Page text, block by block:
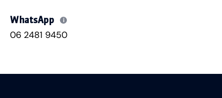
WhatsApp i
06 2481 9450